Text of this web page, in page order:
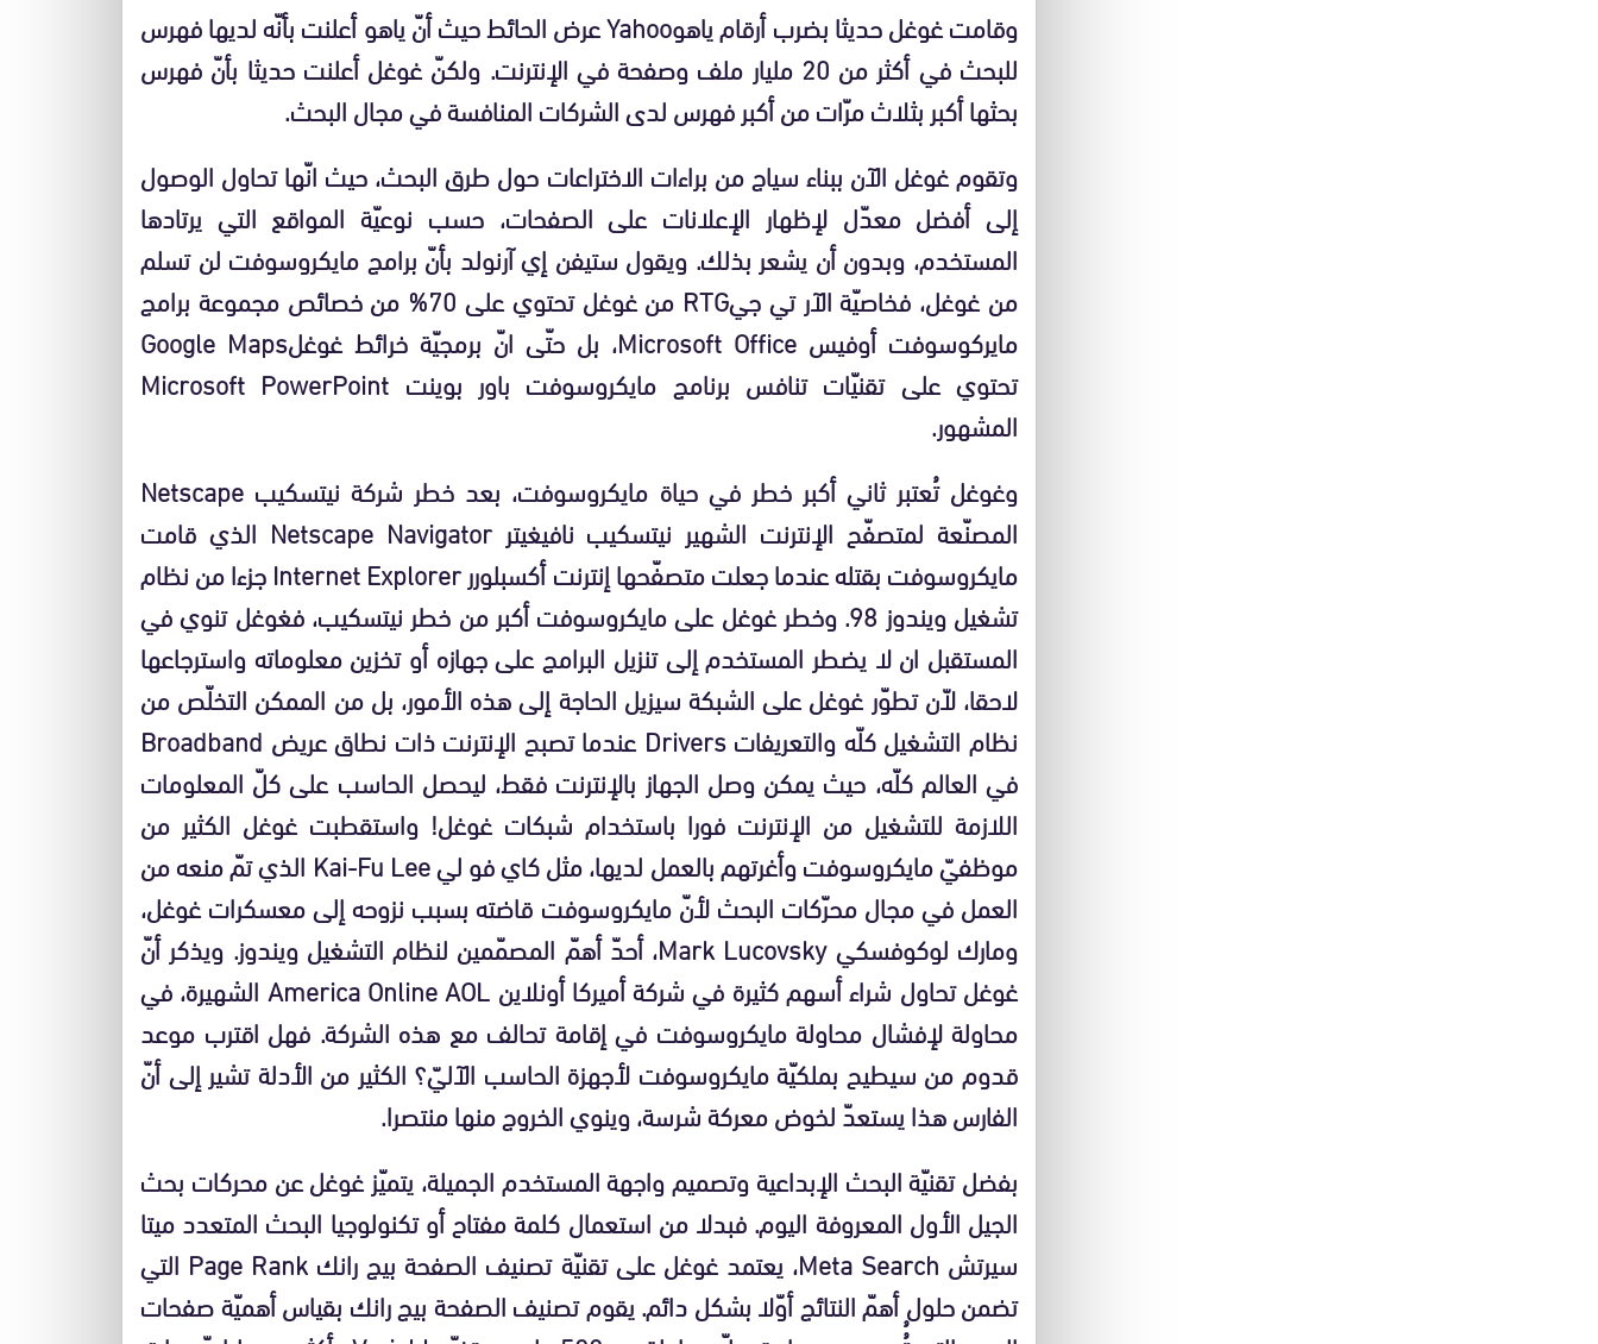
وقامت غوغل حديثا بضرب أرقام ياهوYahoo عرض الحائط حيث أنّ ياهو أعلنت بأنّه لديها فهرس
للبحث في أكثر من 20 مليار ملف وصفحة في الإنترنت. ولكنّ غوغل أعلنت حديثا بأنّ فهرس
بحثها أكبر بثلاث مرّات من أكبر فهرس لدى الشركات المنافسة في مجال البحث.
وتقوم غوغل الآن ببناء سياج من براءات الاختراعات حول طرق البحث، حيث انّها تحاول الوصول
إلى أفضل معدّل لإظهار الإعلانات على الصفحات، حسب نوعيّة المواقع التي يرتادها
المستخدم، وبدون أن يشعر بذلك. ويقول ستيفن إي آرنولد بأنّ برامج مايكروسوفت لن تسلم
من غوغل، فخاصيّة الآر تي جيRTG من غوغل تحتوي على 70% من خصائص مجموعة برامج
مايركوسوفت أوفيس Microsoft Office، بل حتّى انّ برمجيّة خرائط غوغلGoogle Maps
تحتوي على تقنيّات تنافس برنامج مايكروسوفت باور بوينت Microsoft PowerPoint
المشهور.
وغوغل تُعتبر ثاني أكبر خطر في حياة مايكروسوفت، بعد خطر شركة نيتسكيب Netscape
المصنّعة لمتصفّح الإنترنت الشهير نيتسكيب نافيغيتر Netscape Navigator الذي قامت
مايكروسوفت بقتله عندما جعلت متصفّحها إنترنت أكسبلورر Internet Explorer جزءا من نظام
تشغيل ويندوز 98. وخطر غوغل على مايكروسوفت أكبر من خطر نيتسكيب، فغوغل تنوي في
المستقبل ان لا يضطر المستخدم إلى تنزيل البرامج على جهازه أو تخزين معلوماته واسترجاعها
لاحقا، لاّن تطوّر غوغل على الشبكة سيزيل الحاجة إلى هذه الأمور، بل من الممكن التخلّص من
نظام التشغيل كلّه والتعريفات Drivers عندما تصبح الإنترنت ذات نطاق عريض Broadband
في العالم كلّه، حيث يمكن وصل الجهاز بالإنترنت فقط، ليحصل الحاسب على كلّ المعلومات
اللازمة للتشغيل من الإنترنت فورا باستخدام شبكات غوغل! واستقطبت غوغل الكثير من
موظفيّ مايكروسوفت وأغرتهم بالعمل لديها، مثل كاي فو لي Kai-Fu Lee الذي تمّ منعه من
العمل في مجال محرّكات البحث لأنّ مايكروسوفت قاضته بسبب نزوحه إلى معسكرات غوغل،
ومارك لوكوفسكي Mark Lucovsky، أحدّ أهمّ المصمّمين لنظام التشغيل ويندوز. ويذكر أنّ
غوغل تحاول شراء أسهم كثيرة في شركة أميركا أونلاين America Online AOL الشهيرة، في
محاولة لإفشال محاولة مايكروسوفت في إقامة تحالف مع هذه الشركة. فهل اقترب موعد
قدوم من سيطيح بملكيّة مايكروسوفت لأجهزة الحاسب الآليّ؟ الكثير من الأدلة تشير إلى أنّ
الفارس هذا يستعدّ لخوض معركة شرسة، وينوي الخروج منها منتصرا.
بفضل تقنيّة البحث الإبداعية وتصميم واجهة المستخدم الجميلة، يتميّز غوغل عن محركات بحث
الجيل الأول المعروفة اليوم. فبدلا من استعمال كلمة مفتاح أو تكنولوجيا البحث المتعدد ميتا
سيرتش Meta Search، يعتمد غوغل على تقنيّة تصنيف الصفحة بيج رانك Page Rank التي
تضمن حلول أهمّ النتائج أوّلا بشكل دائم. يقوم تصنيف الصفحة بيج رانك بقياس أهميّة صفحات